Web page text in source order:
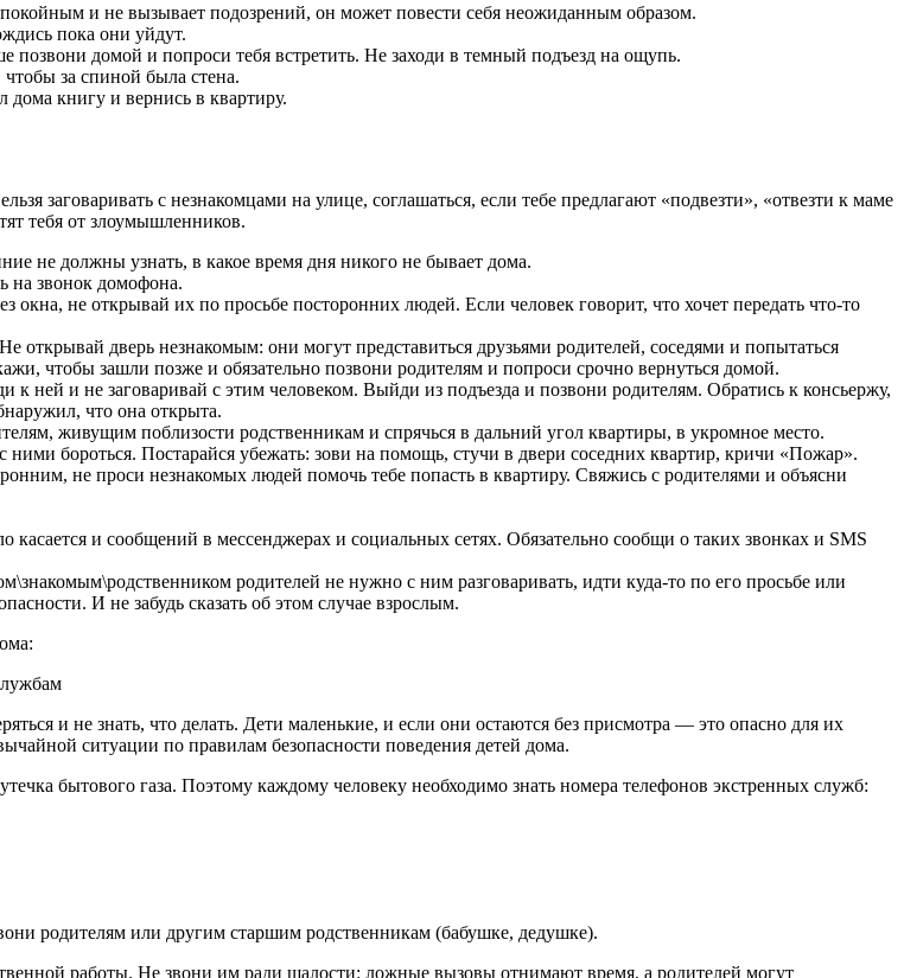
и не вызывает подозрений, он может повести себя неожиданным образом.
пока они уйдут.
позвони домой и попроси тебя встретить. Не заходи в темный подъезд на ощупь.
за спиной была стена.
дома книгу и вернись в квартиру.
заговаривать с незнакомцами на улице, соглашаться, если тебе предлагают «подвезти», «отвезти к маме
тебя от злоумышленников.
не должны узнать, в какое время дня никого не бывает дома.
на звонок домофона.
не открывай их по просьбе посторонних людей. Если человек говорит, что хочет передать что-то
дверь незнакомым: они могут представиться друзьями родителей, соседями и попытаться
чтобы зашли позже и обязательно позвони родителям и попроси срочно вернуться домой.
ней и не заговаривай с этим человеком. Выйди из подъезда и позвони родителям. Обратись к консьержу,
что она открыта.
живущим поблизости родственникам и спрячься в дальний угол квартиры, в укромное место.
бороться. Постарайся убежать: зови на помощь, стучи в двери соседних квартир, кричи «Пожар».
не проси незнакомых людей помочь тебе попасть в квартиру. Свяжись с родителями и объясни
и сообщений в мессенджерах и социальных сетях. Обязательно сообщи о таких звонках и SMS
родителей не нужно с ним разговаривать, идти куда-то по его просьбе или
И не забудь сказать об этом случае взрослым.
и не знать, что делать. Дети маленькие, и если они остаются без присмотра — это опасно для их
ситуации по правилам безопасности поведения детей дома.
бытового газа. Поэтому каждому человеку необходимо знать номера телефонов экстренных служб:
родителям или другим старшим родственникам (бабушке, дедушке).
работы. Не звони им ради шалости: ложные вызовы отнимают время, а родителей могут